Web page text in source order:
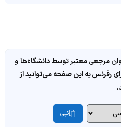
مرجعی معتبر توسط دانشگاه‌ها و
رفرنس به این صفحه می‌توانید از
کپی